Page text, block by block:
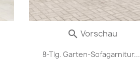
8-Tlg. Garten-Sofagarnitur...
 Vorschau